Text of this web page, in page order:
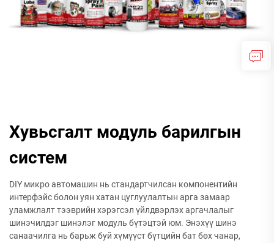
Хувьсгалт модуль барилгын
систем
DIY микро автомашин нь стандартчилсан компонентийн
интерфэйс болон уян хатан цуглуулалтын арга замаар
уламжлалт тээврийн хэрэгсэл үйлдвэрлэх аргачлалыг
шинэчилдэг шинэлэг модуль бүтэцтэй юм. Энэхүү шинэ
санаачилга нь барьж буй хүмүүст бүтцийн бат бөх чанар,